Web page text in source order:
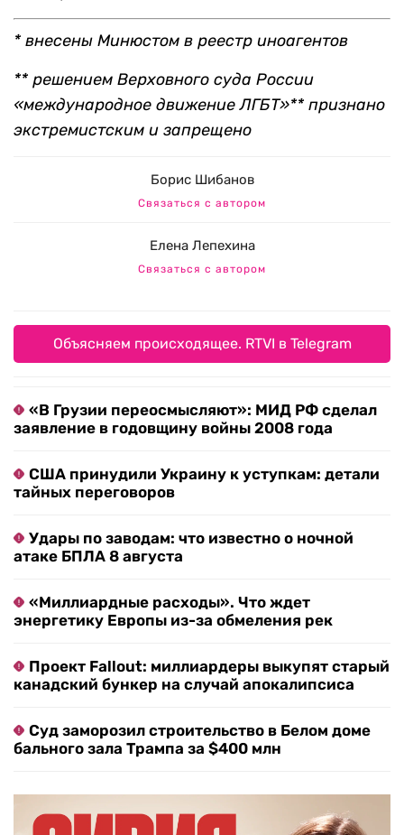
* внесены Минюстом в реестр иноагентов
** решением Верховного суда России
«международное движение ЛГБТ»** признано
экстремистским и запрещено
Борис Шибанов
Связаться с автором
Елена Лепехина
Связаться с автором
Объясняем происходящее. RTVI в Telegram
«В Грузии переосмысляют»: МИД РФ сделал
заявление в годовщину войны 2008 года
США принудили Украину к уступкам: детали
тайных переговоров
Удары по заводам: что известно о ночной
атаке БПЛА 8 августа
«Миллиардные расходы». Что ждет
энергетику Европы из-за обмеления рек
Проект Fallout: миллиардеры выкупят старый
канадский бункер на случай апокалипсиса
Суд заморозил строительство в Белом доме
бального зала Трампа за $400 млн